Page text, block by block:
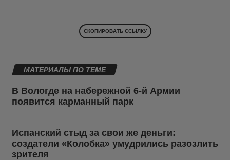
СКОПИРОВАТЬ ССЫЛКУ
МАТЕРИАЛЫ ПО ТЕМЕ
В Вологде на набережной 6-й Армии
появится карманный парк
Испанский стыд за свои же деньги:
создатели «Колобка» умудрились разозлить
зрителя